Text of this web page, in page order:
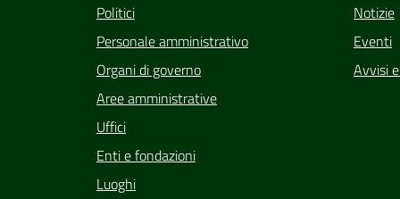
Politici
Personale amministrativo
Organi di governo
Aree amministrative
Uffici
Enti e fondazioni
Luoghi
Notizie
Eventi
Avvisi